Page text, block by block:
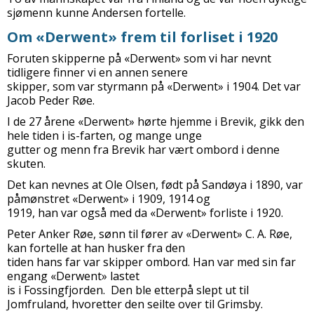
sjømenn kunne Andersen fortelle.
Om «Derwent» frem til forliset i 1920
Foruten skipperne på «Derwent» som vi har nevnt
tidligere finner vi en annen senere
skipper, som var styrmann på «Derwent» i 1904. Det var
Jacob Peder Røe.
I de 27 årene «Derwent» hørte hjemme i Brevik, gikk den
hele tiden i is-farten, og mange unge
gutter og menn fra Brevik har vært ombord i denne
skuten.
Det kan nevnes at Ole Olsen, født på Sandøya i 1890, var
påmønstret «Derwent» i 1909, 1914 og
1919, han var også med da «Derwent» forliste i 1920.
Peter Anker Røe, sønn til fører av «Derwent» C. A. Røe,
kan fortelle at han husker fra den
tiden hans far var skipper ombord. Han var med sin far
engang «Derwent» lastet
is i Fossingfjorden. Den ble etterpå slept ut til
Jomfruland, hvoretter den seilte over til Grimsby.